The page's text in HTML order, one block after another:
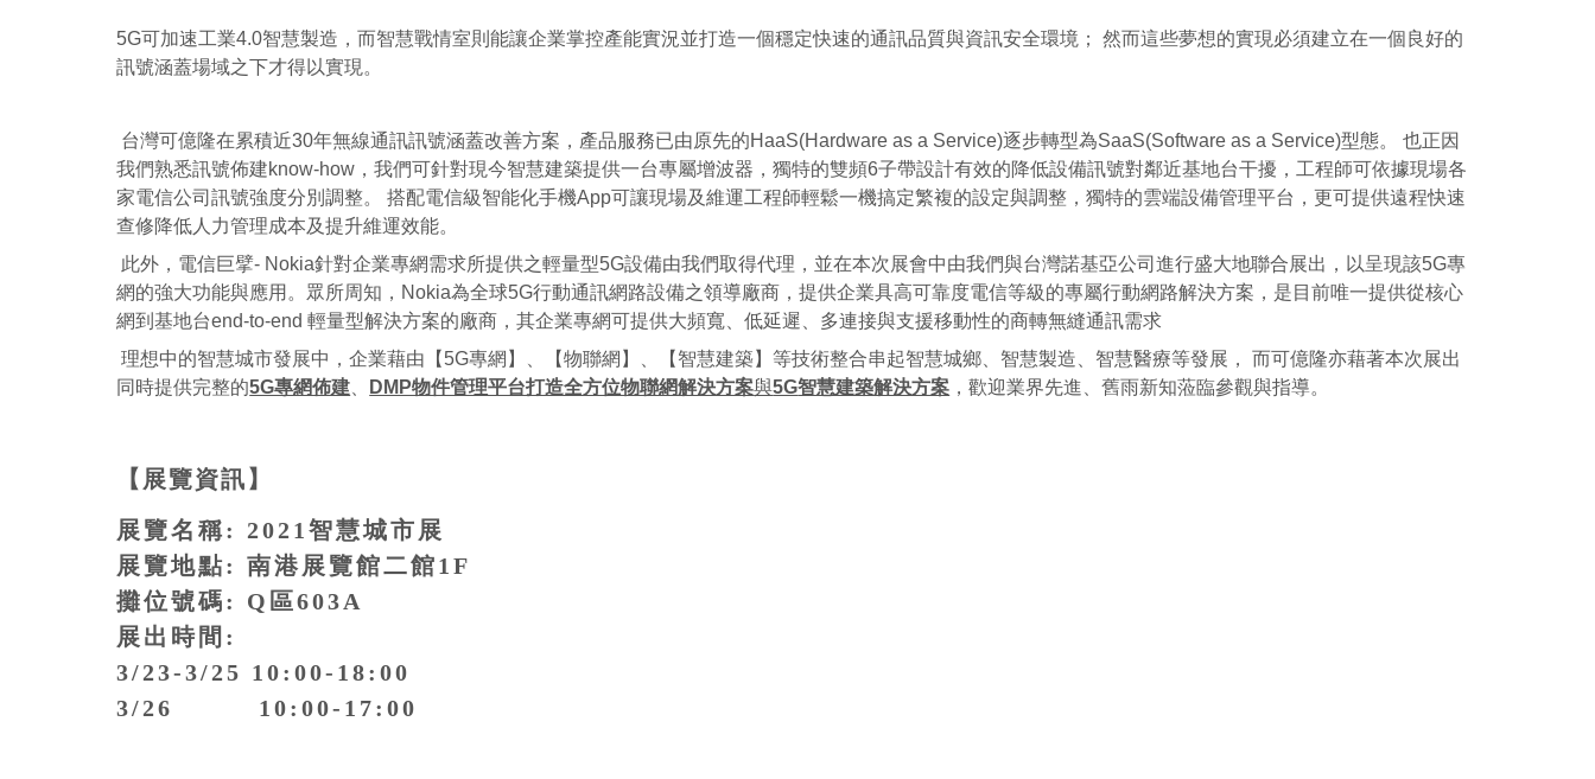
5G可加速工業4.0智慧製造，而智慧戰情室則能讓企業掌控產能實況並打造一個穩定快速的通訊品質與資訊安全環境； 然而這些夢想的實現必須建立在一個良好的
訊號涵蓋場域之下才得以實現。
台灣可億隆在累積近30年無線通訊訊號涵蓋改善方案，產品服務已由原先的HaaS(Hardware as a Service)逐步轉型為SaaS(Software as a Service)型態。 也正因
我們熟悉訊號佈建know-how，我們可針對現今智慧建築提供一台專屬增波器，獨特的雙頻6子帶設計有效的降低設備訊號對鄰近基地台干擾，工程師可依據現場各
家電信公司訊號強度分別調整。 搭配電信級智能化手機App可讓現場及維運工程師輕鬆一機搞定繁複的設定與調整，獨特的雲端設備管理平台，更可提供遠程快速
查修降低人力管理成本及提升維運效能。
此外，電信巨擘- Nokia針對企業專網需求所提供之輕量型5G設備由我們取得代理，並在本次展會中由我們與台灣諾基亞公司進行盛大地聯合展出，以呈現該5G專
網的強大功能與應用。眾所周知，Nokia為全球5G行動通訊網路設備之領導廠商，提供企業具高可靠度電信等級的專屬行動網路解決方案，是目前唯一提供從核心
網到基地台end-to-end 輕量型解決方案的廠商，其企業專網可提供大頻寬、低延遲、多連接與支援移動性的商轉無縫通訊需求
理想中的智慧城市發展中，企業藉由【5G專網】、【物聯網】、【智慧建築】等技術整合串起智慧城鄉、智慧製造、智慧醫療等發展， 而可億隆亦藉著本次展出
同時提供完整的5G專網佈建 DMP物件管理平台打造全方位物聯網解決方案與5G智慧建築解決方案 ，歡迎業界先進、舊雨新知蒞臨參觀與指導。
【展覽資訊】
展覽名稱: 2021智慧城市展
展覽地點: 南港展覽館二館1F
攤位號碼: Q區603A
展出時間:
3/23-3/25 10:00-18:00
3/26 10:00-17:00